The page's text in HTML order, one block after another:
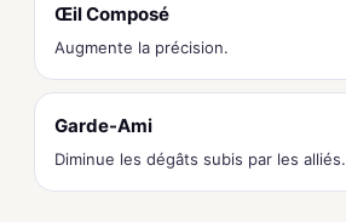
Œil Composé
Augmente la précision.
Garde-Ami
Diminue les dégâts subis par les alliés.